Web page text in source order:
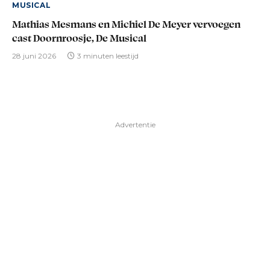
MUSICAL
Mathias Mesmans en Michiel De Meyer vervoegen
cast Doornroosje, De Musical
28 juni 2026 3 minuten leestijd
Advertentie